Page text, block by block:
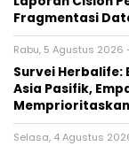
Fragmentasi
Rabu, 5 Agustus 2026
Survei Herbalife:
Asia Pasifik,
Selasa, 4 Agustus